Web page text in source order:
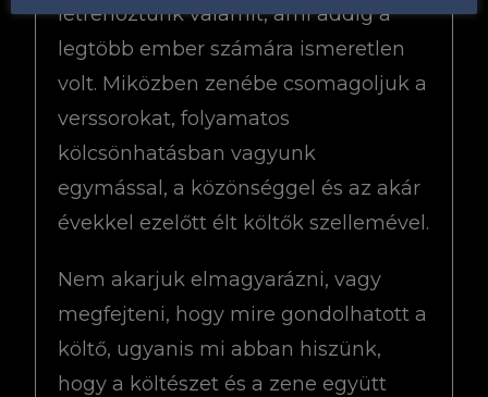
létrehoztunk valamit, ami addig a
legtöbb ember számára ismeretlen
volt. Miközben zenébe csomagoljuk a
verssorokat, folyamatos
kölcsönhatásban vagyunk
egymással, a közönséggel és az akár
évekkel ezelőtt élt költők szellemével.
Nem akarjuk elmagyarázni, vagy
megfejteni, hogy mire gondolhatott a
költő, ugyanis mi abban hiszünk,
hogy a költészet és a zene együtt